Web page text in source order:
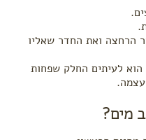
הרחצה ואת החדר שאליו
לעיתים החלק שפחות
עצמה.
מים?